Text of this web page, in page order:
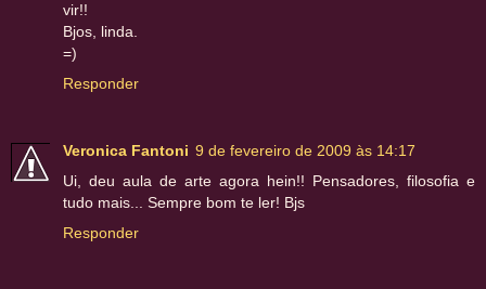
vir!!
Bjos, linda.
=)
Responder
Veronica Fantoni 9 de fevereiro de 2009 às 14:17
Ui, deu aula de arte agora hein!! Pensadores, filosofia e
tudo mais... Sempre bom te ler! Bjs
Responder